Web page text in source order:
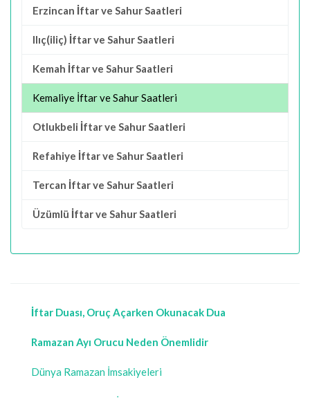
Erzincan İftar ve Sahur Saatleri
Ilıç(iliç) İftar ve Sahur Saatleri
Kemah İftar ve Sahur Saatleri
Kemaliye İftar ve Sahur Saatleri
Otlukbeli İftar ve Sahur Saatleri
Refahiye İftar ve Sahur Saatleri
Tercan İftar ve Sahur Saatleri
Üzümlü İftar ve Sahur Saatleri
İftar Duası, Oruç Açarken Okunacak Dua
Ramazan Ayı Orucu Neden Önemlidir
Dünya Ramazan İmsakiyeleri